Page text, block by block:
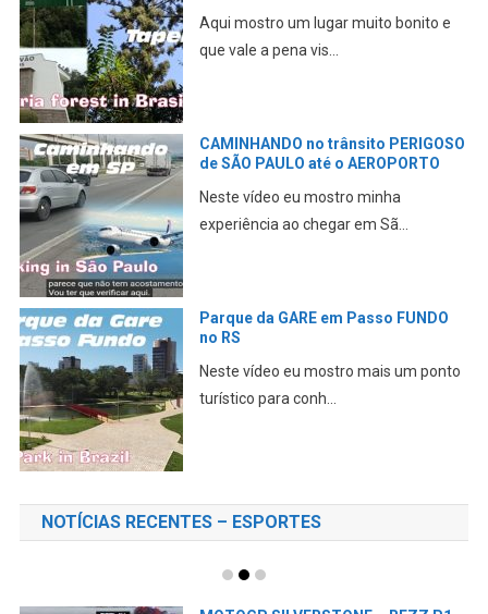
Neste vídeo eu mostro a cidade de
Tupã, a “Terra ...
Neste vídeo eu mostro minha primeira
experiência ao che...
Pegando a estrada em Passo Fundo,
passando por Veranópo...
NOTÍCIAS RECENTES – ESPORTES
MOTOGP SILVRSTONE – Pré-GP
INFORMAÇÔES, Break news,
OnBoard
Confira aqui todas as informações Pré-